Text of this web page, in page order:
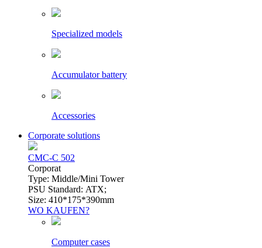
Specialized models
Accumulator battery
Accessories
Corporate solutions
CMC-C 502
Сorporat
Type: Middle/Mini Tower
PSU Standard: ATX;
Size: 410*175*390mm
WO KAUFEN?
Computer cases